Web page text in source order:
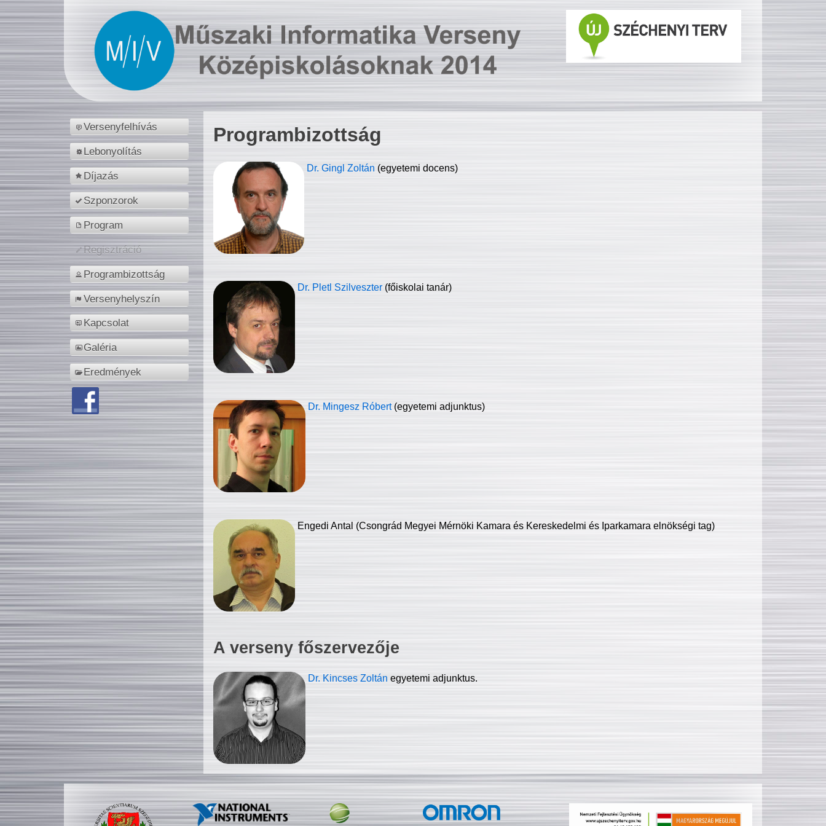
Versenyfelhívás
Lebonyolítás
Díjazás
Szponzorok
Program
Regisztráció
Programbizottság
Versenyhelyszín
Kapcsolat
Galéria
Eredmények
Programbizottság
Dr. Gingl Zoltán (egyetemi docens)
Dr. Pletl Szilveszter (főiskolai tanár)
Dr. Mingesz Róbert (egyetemi adjunktus)
Engedi Antal (Csongrád Megyei Mérnöki Kamara és Kereskedelmi és Iparkamara elnökségi tag)
A verseny főszervezője
Dr. Kincses Zoltán egyetemi adjunktus.